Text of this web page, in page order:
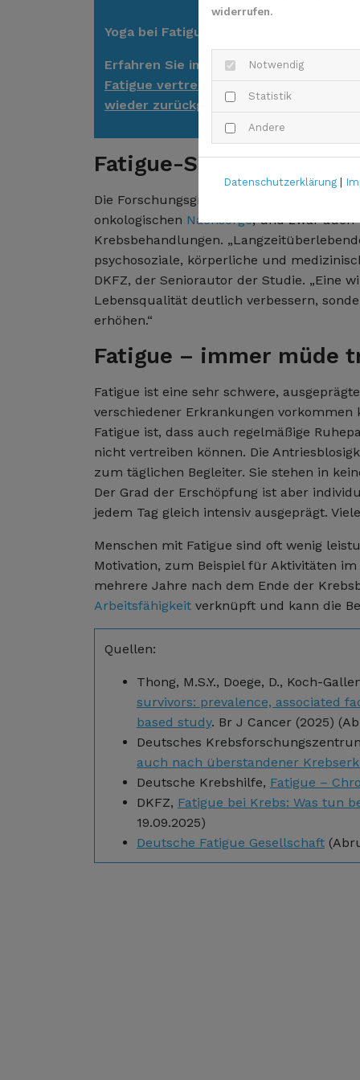
Yoga bei Fatigue
Erfahren Sie im
Video, wie Sie mit Yoga
Fatigue vertreiben und Ihre
wieder zurückgewinnen können.
Fatigue-Screening in
Die Forschungsgruppe fordert ein
onkologischen Nachsorge, und zwar auch
Krebsbehandlungen.
psychosoziale, körperliche und
DKFZ, der Seniorautor der Studie. „Eine
Lebensqualität deutlich verbessern,
erhöhen.“
Fatigue – immer müde
Fatigue ist eine sehr schwere,
verschiedener Erkrankungen
Fatigue ist, dass auch regelmäßige
nicht vertreiben können. Die
zum täglichen Begleiter. Sie stehen in
Der Grad der Erschöpfung ist aber
jedem Tag gleich intensiv ausgeprägt.
Menschen mit Fatigue sind oft wenig
Motivation, zum Beispiel für Aktivitäten
mehrere Jahre nach dem Ende der
Arbeitsfähigkeit verknüpft und kann die
Quellen:
Thong, M.S.Y., Doege, D., Koch-
survivors: prevalence, associated
based study. Br J Cancer (2025)
Deutsches
auch nach überstandener
Deutsche Krebshilfe, Fatigue –
DKFZ, Fatigue bei Krebs: Was tun
19.09.2025)
Deutsche Fatigue Gesellschaft
widerrufen.
Notwendig
Statistik
Andere
Datenschutzerklärung |